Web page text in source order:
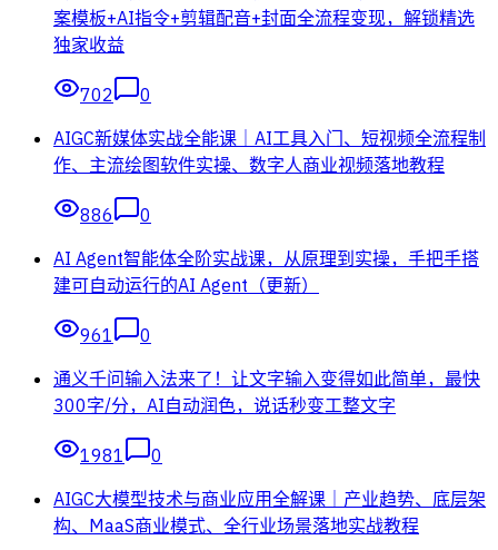
案模板+AI指令+剪辑配音+封面全流程变现，解锁精选
独家收益
702
0
AIGC新媒体实战全能课｜AI工具入门、短视频全流程制
作、主流绘图软件实操、数字人商业视频落地教程
886
0
AI Agent智能体全阶实战课，从原理到实操，手把手搭
建可自动运行的AI Agent（更新）
961
0
通义千问输入法来了！让文字输入变得如此简单，最快
300字/分，AI自动润色，说话秒变工整文字
1981
0
AIGC大模型技术与商业应用全解课｜产业趋势、底层架
构、MaaS商业模式、全行业场景落地实战教程